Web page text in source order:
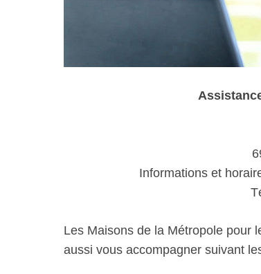
Informations et
Les Maisons de la Métropole pour
aussi vous accompagner suivant